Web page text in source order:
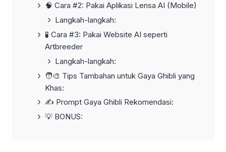
🧠 Cara #2: Pakai Aplikasi Lensa AI (Mobile)
Langkah-langkah:
🧪 Cara #3: Pakai Website AI seperti
Artbreeder
Langkah-langkah:
🧑‍🎨 Tips Tambahan untuk Gaya Ghibli yang
Khas:
✍️ Prompt Gaya Ghibli Rekomendasi:
💡 BONUS: